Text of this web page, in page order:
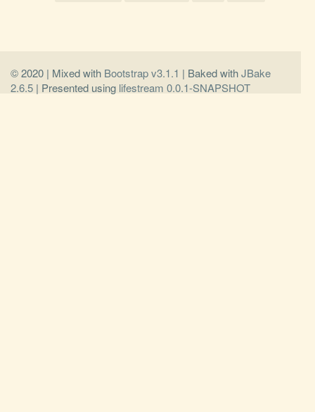
© 2020 | Mixed with Bootstrap v3.1.1 | Baked withJBake
2.6.5 | Presented using lifestream 0.0.1-SNAPSHOT